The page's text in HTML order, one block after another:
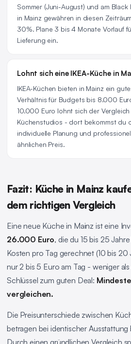
Sommer (Juni-August) und am Black
in Mainz gewähren in diesen
30%. Plane 3 bis 4 Monate Vorlauf
Lieferung ein.
Lohnt sich eine IKEA-Küche in
IKEA-Küchen bieten in Mainz ein
Verhältnis für Budgets bis 8.000
10.000 Euro lohnt sich der Vergleich
Küchenstudios - dort bekommst du
individuelle Planung und
ähnlichen Preis.
Fazit: Küche in Mainz
dem richtigen Vergleich
Eine neue Küche in Mainz ist eine
26.000 Euro, die du 15 bis 25
Kosten pro Tag gerechnet (10 bis 20
nur 2 bis 5 Euro am Tag - weniger
Schlüssel zum guten Deal:
vergleichen.
Die Preisunterschiede zwischen
betragen bei identischer
Durch einen gründlichen Vergleich